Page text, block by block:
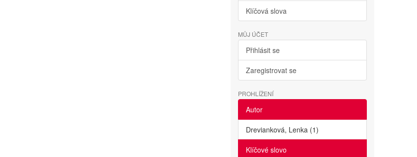
Klíčová slova
MŮJ ÚČET
Přihlásit se
Zaregistrovat se
PROHLÍŽENÍ
Autor
Drevianková, Lenka (1)
Klíčové slovo